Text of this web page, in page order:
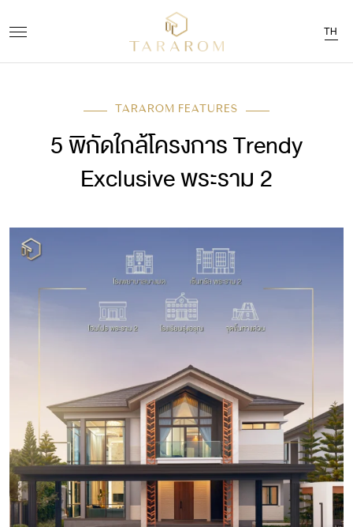
TH
TARAROM FEATURES
5 พิกัดใกล้โครงการ Trendy
Exclusive พระราม 2